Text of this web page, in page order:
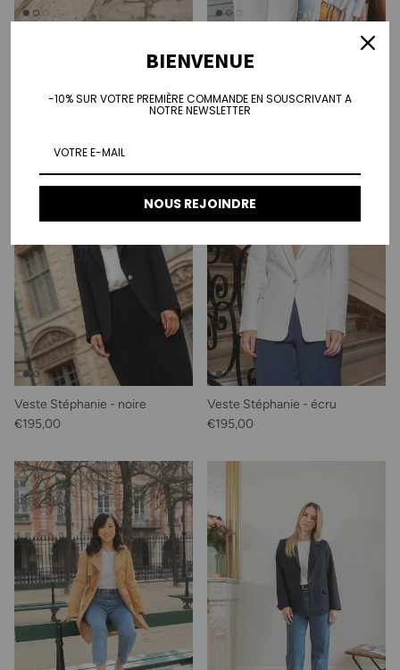
Veste en jean Melissa - noeuds
Prix habituel
€110,00
Veste Stéphanie - noire
Prix habituel
€195,00
Veste Stéphanie - écru
Prix habituel
€195,00
BIENVENUE
-10% SUR VOTRE PREMIÈRE COMMANDE EN SOUSCRIVANT A
NOTRE NEWSLETTER
NOUS REJOINDRE